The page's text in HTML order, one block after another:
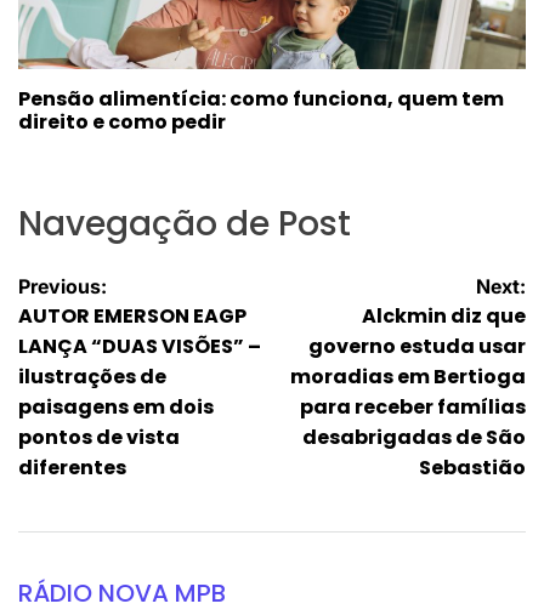
Pensão alimentícia: como funciona, quem tem
direito e como pedir
Navegação de Post
Previous:
AUTOR EMERSON EAGP
LANÇA “DUAS VISÕES” –
ilustrações de
paisagens em dois
pontos de vista
diferentes
Next:
Alckmin diz que
governo estuda usar
moradias em Bertioga
para receber famílias
desabrigadas de São
Sebastião
RÁDIO NOVA MPB